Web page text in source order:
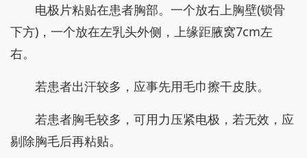
电极片粘贴在患者胸部。一个放右上胸壁(锁骨
下方)，一个放在左乳头外侧，上缘距腋窝7cm左
右。
若患者出汗较多，应事先用毛巾擦干皮肤。
若患者胸毛较多，可用力压紧电极，若无效，应
剔除胸毛后再粘贴。